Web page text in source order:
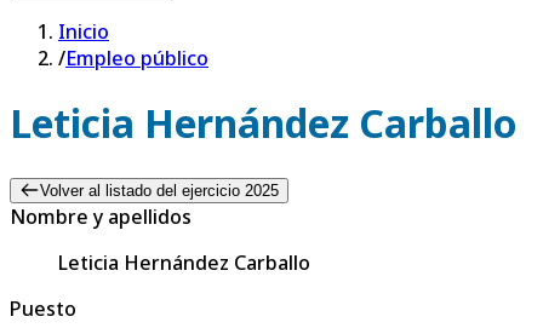
Inicio
/Empleo público
Leticia Hernández Carballo
Volver al listado del ejercicio 2025
Nombre y apellidos
Leticia Hernández Carballo
Puesto